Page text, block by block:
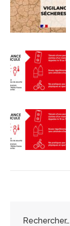
Rechercher…